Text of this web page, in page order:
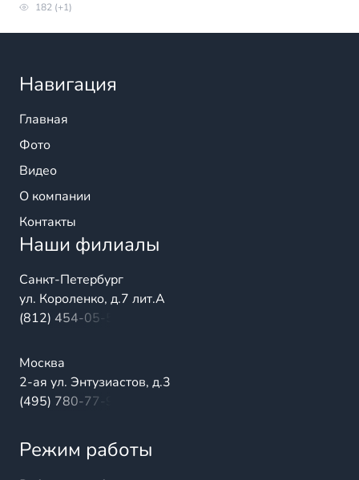
182 (+1)
Навигация
Главная
Фото
Видео
О компании
Контакты
Наши филиалы
Санкт-Петербург
ул. Короленко, д.7 лит.А
(812) 454-05-54
Москва
2-ая ул. Энтузиастов, д.3
(495) 780-77-98
Режим работы